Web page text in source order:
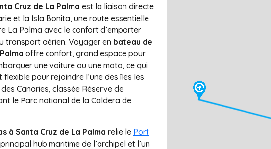
Cruz de La Palma est la liaison directe
et la Isla Bonita, une route essentielle
La Palma avec le confort d’emporter
transport aérien. Voyager en bateau de
offre confort, grand espace pour
une voiture ou une moto, ce qui
pour rejoindre l’une des îles les
Canaries, classée Réserve de
le Parc national de la Caldera de
à Santa Cruz de La Palma relie le Port
hub maritime de l’archipel et l’un